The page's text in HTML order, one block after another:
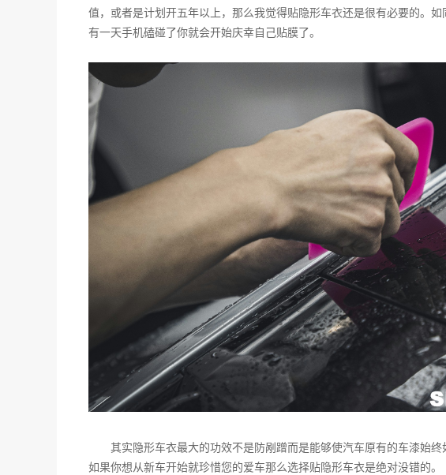
值，或者是计划开五年以上，那么我觉得贴隐形车衣还是很有必要的。
有一天手机磕碰了你就会开始庆幸自己贴膜了。
其实隐形车衣最大的功效不是防剐蹭而是能够使汽车原有的车漆始
如果你想从新车开始就珍惜您的爱车那么选择贴隐形车衣是绝对没错的。